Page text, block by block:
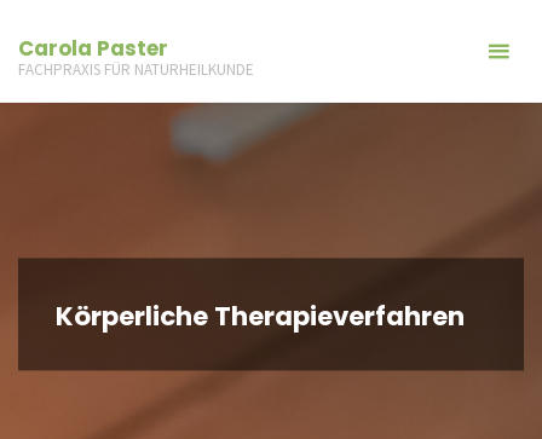
Carola Paster
FACHPRAXIS FÜR NATURHEILKUNDE
Körperliche Therapieverfahren